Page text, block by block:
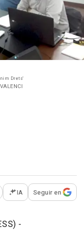
Drets'
opciones para
IA Seguir en
-